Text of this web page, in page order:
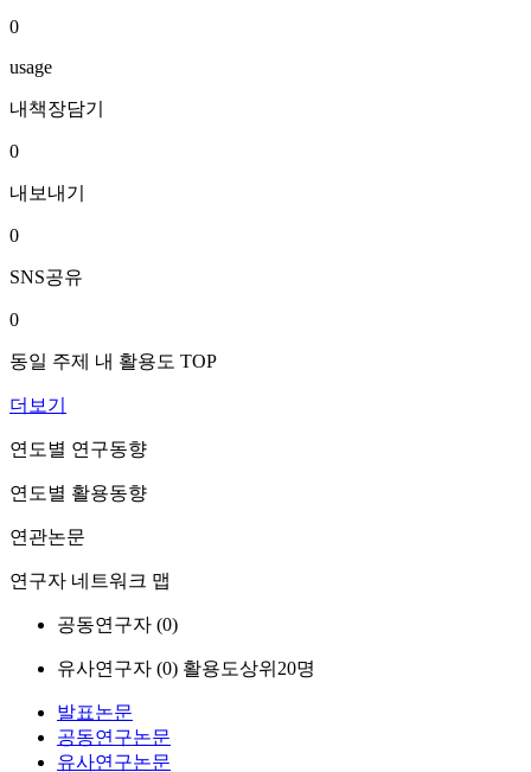
0
usage
내책장담기
0
내보내기
0
SNS공유
0
동일 주제 내 활용도 TOP
더보기
연도별 연구동향
연도별 활용동향
연관논문
연구자 네트워크 맵
공동연구자 (0)
유사연구자 (0) 활용도상위20명
발표논문
공동연구논문
유사연구논문